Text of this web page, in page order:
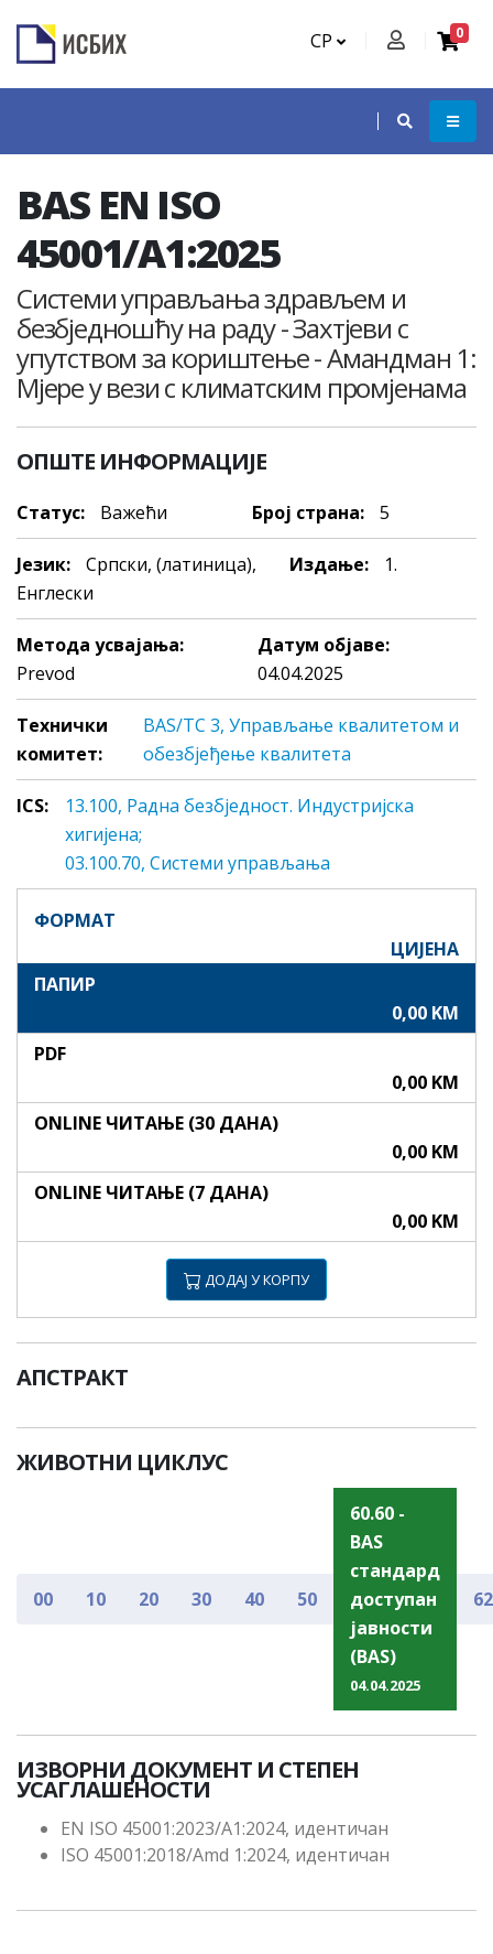
СР 0
BAS EN ISO
45001/A1:2025
Системи управљања здрављем и
безбједношћу на раду - Захтјеви с
упутством за кориштење - Амандман 1:
Мјере у вези с климатским промјенама
ОПШТЕ ИНФОРМАЦИЈЕ
Статус: Важећи Број страна: 5
Језик:
Српски, (латиница),
Енглески
Издање: 1.
Метода усвајања:
Prevod
Датум објаве:
04.04.2025
Технички
комитет:
BAS/TC 3, Управљање квалитетом и
обезбјеђење квалитета
ICS:
13.100, Рaднa безбједност. Индустриjскa
хигиjeнa;
03.100.70, Системи управљања
ФОРМАТ
ЦИЈЕНА
ПАПИР
0,00 KM
PDF
0,00 KM
ONLINE ЧИТАЊЕ (30 ДАНА)
0,00 KM
ONLINE ЧИТАЊЕ (7 ДАНА)
0,00 KM
ДОДАЈ У КОРПУ
АПСТРАКТ
ЖИВОТНИ ЦИКЛУС
00 10 20 30 40 50
60.60 -
BAS
стандард
доступан
јавности
(BAS)
04.04.2025
62
ИЗВОРНИ ДОКУМЕНТ И СТЕПЕН
УСАГЛАШЕНОСТИ
EN ISO 45001:2023/A1:2024, идентичан
ISO 45001:2018/Amd 1:2024, идентичан